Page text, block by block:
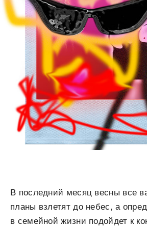
В последний месяц весны все
планы взлетят до небес, а
в семейной жизни подойдет к